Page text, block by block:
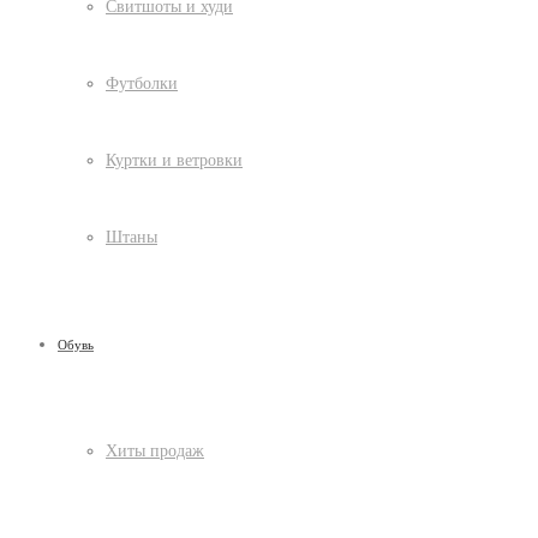
Свитшоты и худи
Футболки
Куртки и ветровки
Штаны
Обувь
Хиты продаж